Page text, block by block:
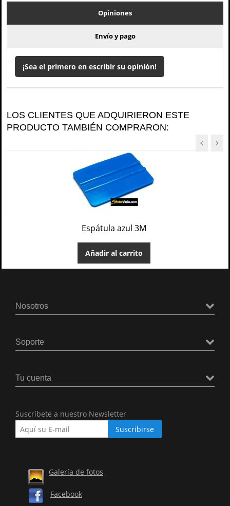
Opiniones
Envío y pago
¡Sea el primero en escribir su opinión!
LOS CLIENTES QUE ADQUIRIERON ESTE
PRODUCTO TAMBIÉN COMPRARON:
Espátula azul 3M
Añadir al carrito
Nosotros
Soporte
Tu cuenta
Suscríbete a nuestro Newsletter
Galería de fotos
Facebook